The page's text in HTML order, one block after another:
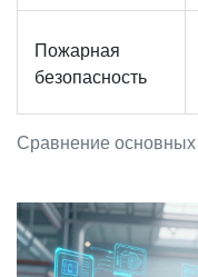
Сравнение основных
Пожарная
безопасность